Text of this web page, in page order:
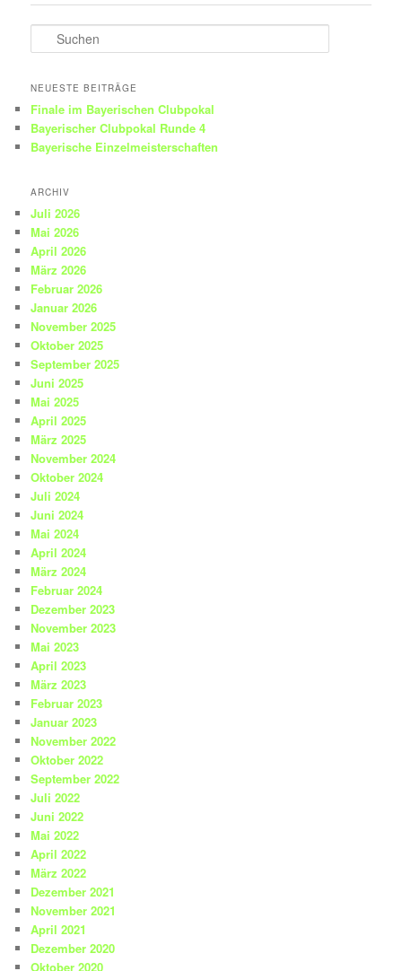
u
h
n
NEUESTE BEITRÄGE
Finale im Bayerischen Clubpokal
Bayerischer Clubpokal Runde 4
Bayerische Einzelmeisterschaften
ARCHIV
Juli 2026
Mai 2026
April 2026
März 2026
Februar 2026
Januar 2026
November 2025
Oktober 2025
September 2025
Juni 2025
Mai 2025
April 2025
März 2025
November 2024
Oktober 2024
Juli 2024
Juni 2024
Mai 2024
April 2024
März 2024
Februar 2024
Dezember 2023
November 2023
Mai 2023
April 2023
März 2023
Februar 2023
Januar 2023
November 2022
Oktober 2022
September 2022
Juli 2022
Juni 2022
Mai 2022
April 2022
März 2022
Dezember 2021
November 2021
April 2021
Dezember 2020
Oktober 2020